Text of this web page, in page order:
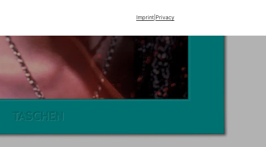
Imprint| Privacy